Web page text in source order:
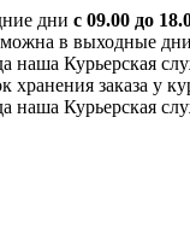
дни с 09.00 до
в выходные
наша Курьерская
заказа у
наша Курьерская